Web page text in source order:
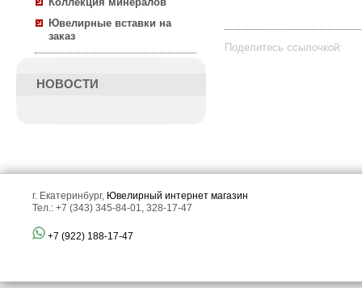
Ювелирные вставки на
заказ
НОВОСТИ
Поделитесь ссылочкой:
г. Екатеринбург, Ювелирный интернет магазин
Тел.: +7 (343) 345-84-01, 328-17-47
+7 (922) 188-17-47